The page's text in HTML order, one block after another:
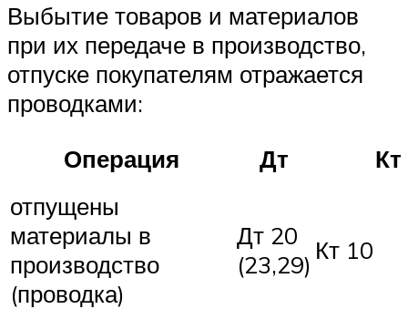
Выбытие товаров и материалов
при их передаче в производство,
отпуске покупателям отражается
проводками:
Операция
Дт
Кт
отпущены
материалы в
производство
(проводка)
Дт 20
(23,29) Кт 10